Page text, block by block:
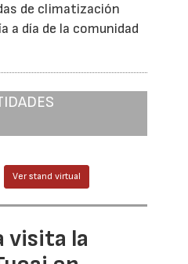
de climatización
a día de la comunidad
Ver stand virtual
visita la